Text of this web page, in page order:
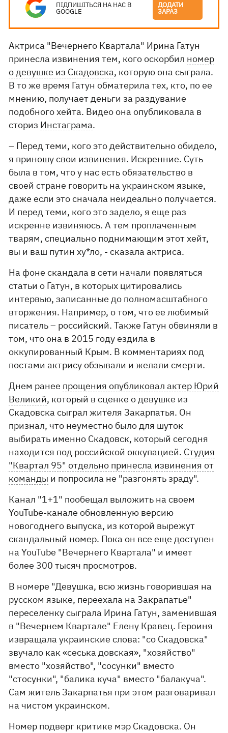
ПІДПИШІТЬСЯ НА НАС В
GOOGLE
ДОДАТИ
ЗАРАЗ
Актриса "Вечернего Квартала" Ирина Гатун
принесла извинения тем, кого оскорбил номер
о девушке из Скадовска, которую она сыграла.
В то же время Гатун обматерила тех, кто, по ее
мнению, получает деньги за раздувание
подобного хейта. Видео она опубликовала в
сториз Инстаграма.
– Перед теми, кого это действительно обидело,
я приношу свои извинения. Искренние. Суть
была в том, что у нас есть обязательство в
своей стране говорить на украинском языке,
даже если это сначала неидеально получается.
И перед теми, кого это задело, я еще раз
искренне извиняюсь. А тем проплаченным
тварям, специально поднимающим этот хейт,
вы и ваш путин ху*ло, - сказала актриса.
На фоне скандала в сети начали появляться
статьи о Гатун, в которых цитировались
интервью, записанные до полномасштабного
вторжения. Например, о том, что ее любимый
писатель – российский. Также Гатун обвиняли в
том, что она в 2015 году ездила в
оккупированный Крым. В комментариях под
постами актрису обзывали и желали смерти.
Днем ранее прощения опубликовал актер Юрий
Великий, который в сценке о девушке из
Скадовска сыграл жителя Закарпатья. Он
признал, что неуместно было для шуток
выбирать именно Скадовск, который сегодня
находится под российской оккупацией. Студия
"Квартал 95" отдельно принесла извинения от
команды и попросила не "разгонять зраду".
Канал "1+1" пообещал выложить на своем
YouTube-канале обновленную версию
новогоднего выпуска, из которой вырежут
скандальный номер. Пока он все еще доступен
на YouTube "Вечернего Квартала" и имеет
более 300 тысяч просмотров.
В номере "Девушка, всю жизнь говорившая на
русском языке, переехала на Закрапатье"
переселенку сыграла Ирина Гатун, заменившая
в "Вечернем Квартале" Елену Кравец. Героиня
извращала украинские слова: "со Скадовска"
звучало как «сеська довская», "хозяйство"
вместо "хозяйство", "сосунки" вместо
"стосунки", "балика куча" вместо "балакуча".
Сам житель Закарпатья при этом разговаривал
на чистом украинском.
Номер подверг критике мэр Скадовска. Он